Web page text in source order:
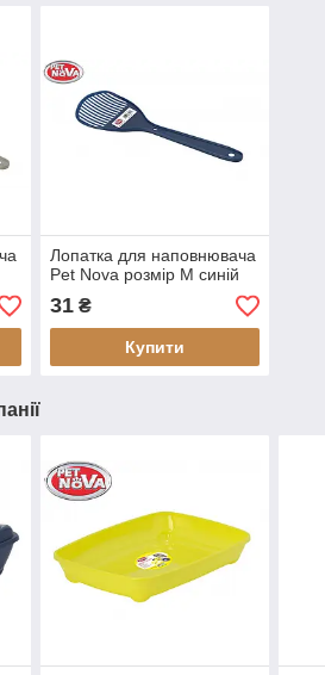
Лопатка для наповнювача
Pet Nova розмір М синій
31₴
Купити